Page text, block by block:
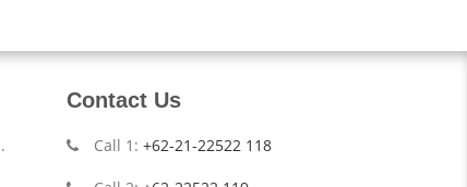
Contact Us
Call 1: +62-21-22522 118